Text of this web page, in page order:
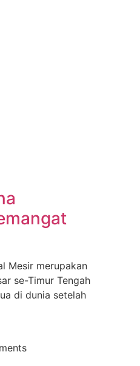
Mesir merupakan
se-Timur Tengah
di dunia setelah